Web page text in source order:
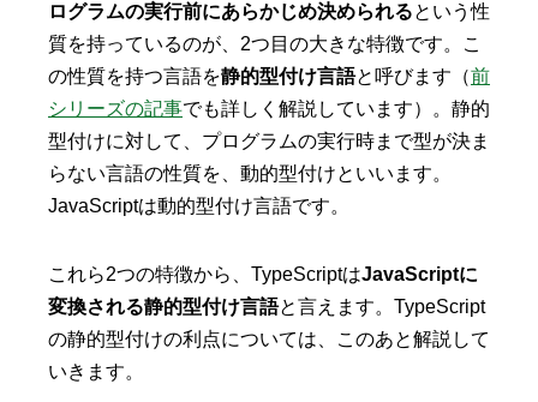
ログラムの実行前にあらかじめ決められるという性
質を持っているのが、2つ目の大きな特徴です。こ
の性質を持つ言語を静的型付け言語と呼びます（前
シリーズの記事でも詳しく解説しています）。静的
型付けに対して、プログラムの実行時まで型が決ま
らない言語の性質を、動的型付けといいます。
JavaScriptは動的型付け言語です。
これら2つの特徴から、TypeScriptはJavaScriptに
変換される静的型付け言語と言えます。TypeScript
の静的型付けの利点については、このあと解説して
いきます。